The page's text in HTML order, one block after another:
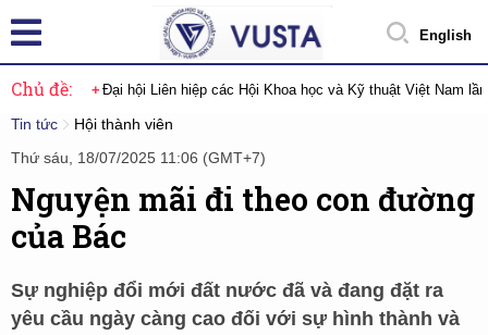
English
Chủ đề: Đại hội Liên hiệp các Hội Khoa học và Kỹ thuật Việt Nam
Tin tức
Hội thành viên
Thứ sáu, 18/07/2025 11:06 (GMT+7)
Nguyện mãi đi theo con đường
của Bác
Sự nghiệp đổi mới đất nước đã và đang đặt ra
yêu cầu ngày càng cao đối với sự hình thành và